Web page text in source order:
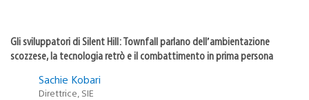
Gli sviluppatori di Silent Hill: Townfall parlano dell’ambientazione
scozzese, la tecnologia retrò e il combattimento in prima persona
Sachie Kobari
Direttrice, SIE